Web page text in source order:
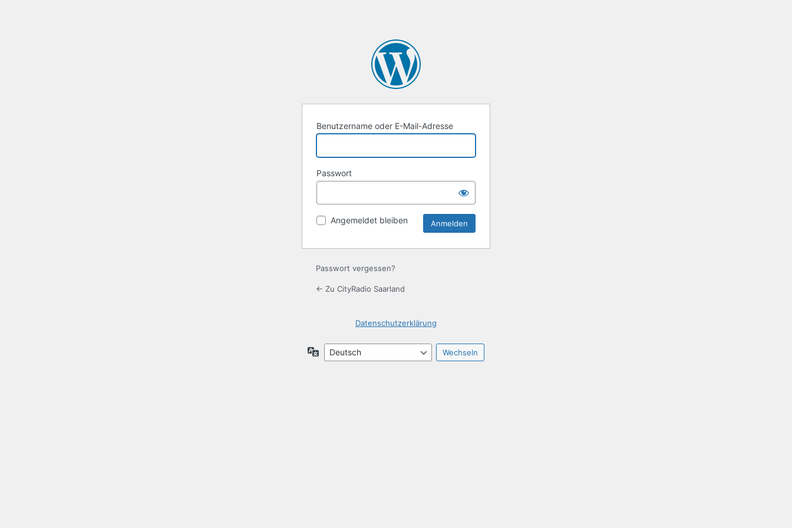
Benutzername oder E-Mail-Adresse
Passwort
Angemeldet bleiben
Passwort vergessen?
← Zu CityRadio Saarland
Datenschutzerklärung
Sprache